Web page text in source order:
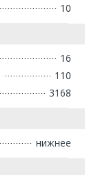
10
16
110
3168
нижнее